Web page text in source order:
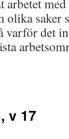
arbetet
olika saker
varför det
v 17